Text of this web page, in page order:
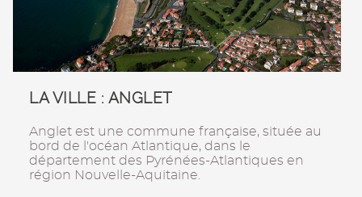
LA VILLE : ANGLET
Anglet est une commune française, située au
bord de l'océan Atlantique, dans le
département des Pyrénées-Atlantiques en
région Nouvelle-Aquitaine.